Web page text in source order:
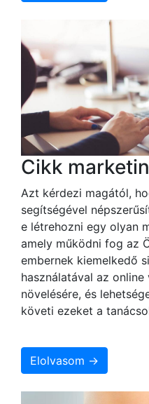
Cikk
Azt kérdezi magától,
segítségével
e létrehozni egy olyan
amely működni fog az
embernek kiemelkedő
használatával az
növelésére, és
követi ezeket a
Elolvasom →